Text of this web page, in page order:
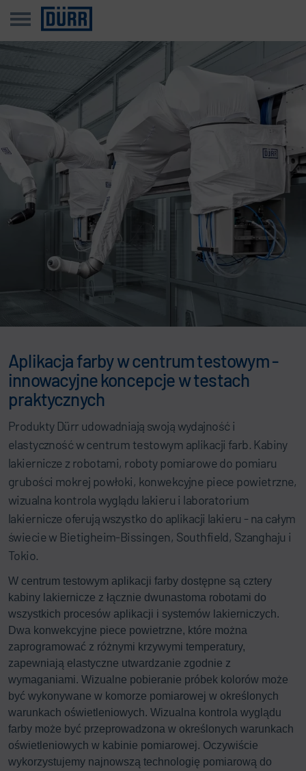
Aplikacja farby w centrum testowym -
innowacyjne koncepcje w testach
praktycznych
Produkty Dürr udowadniają swoją wydajność i
elastyczność w centrum testowym aplikacji farb. Kabiny
lakiernicze z robotami, roboty pomiarowe do pomiaru
grubości mokrej powłoki, konwekcyjne piece powietrzne,
wizualna kontrola wyglądu lakieru i laboratorium
lakiernicze oferują wszystko do aplikacji lakieru - na całym
świecie w Bietigheim-Bissingen, Southfield, Szanghaju i
Tokio.
W centrum testowym aplikacji farby dostępne są cztery
kabiny lakiernicze z łącznie dwunastoma robotami do
wszystkich procesów aplikacji i systemów lakierniczych.
Dwa konwekcyjne piece powietrzne, które można
zaprogramować z różnymi krzywymi temperatury,
zapewniają elastyczne utwardzanie zgodnie z
wymaganiami. Wizualne pobieranie próbek kolorów może
być wykonywane w komorze pomiarowej w określonych
warunkach oświetleniowych. Wizualna kontrola wyglądu
farby może być przeprowadzona w określonych warunkach
oświetleniowych w kabinie pomiarowej. Oczywiście
wykorzystujemy najnowszą technologię pomiarową do